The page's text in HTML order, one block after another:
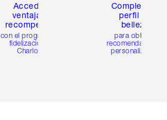
Accede a
ventajas y
recompensas
con el programa de
fidelización de
Charlotte
Completa tu
perfil de
belleza
para obtener
recomendaciones
personalizadas